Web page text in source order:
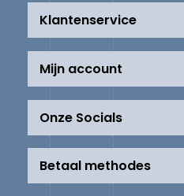
Klantenservice
Mijn account
Onze Socials
Betaal methodes